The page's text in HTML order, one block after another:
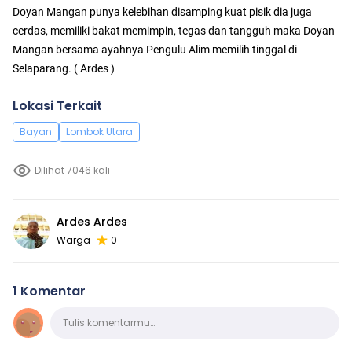
Doyan Mangan punya kelebihan disamping kuat pisik dia juga
cerdas, memiliki bakat memimpin, tegas dan tangguh maka Doyan
Mangan bersama ayahnya Pengulu Alim memilih tinggal di
Selaparang. ( Ardes )
Lokasi Terkait
Bayan Lombok Utara
Dilihat 7046 kali
Ardes Ardes
Warga 0
1 Komentar
KomentarTulis komentarmu…